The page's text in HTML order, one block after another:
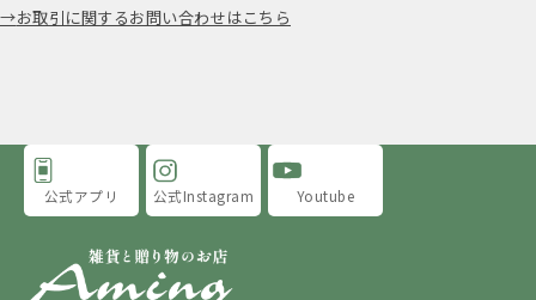
お取引に関するお問い合わせはこちら
公式アプリ 公式Instagram Youtube